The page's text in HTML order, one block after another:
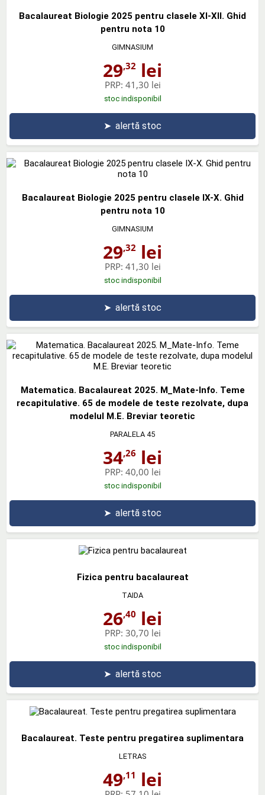
Bacalaureat Biologie 2025 pentru clasele XI-XII. Ghid
pentru nota 10
GIMNASIUM
29,32 lei
PRP: 41,30 lei
stoc indisponibil
➤ alertă stoc
Bacalaureat Biologie 2025 pentru clasele IX-X. Ghid
pentru nota 10
GIMNASIUM
29,32 lei
PRP: 41,30 lei
stoc indisponibil
➤ alertă stoc
Matematica. Bacalaureat 2025. M_Mate-Info. Teme
recapitulative. 65 de modele de teste rezolvate, dupa
modelul M.E. Breviar teoretic
PARALELA 45
34,26 lei
PRP: 40,00 lei
stoc indisponibil
➤ alertă stoc
Fizica pentru bacalaureat
TAIDA
26,40 lei
PRP: 30,70 lei
stoc indisponibil
➤ alertă stoc
Bacalaureat. Teste pentru pregatirea suplimentara
LETRAS
49,11 lei